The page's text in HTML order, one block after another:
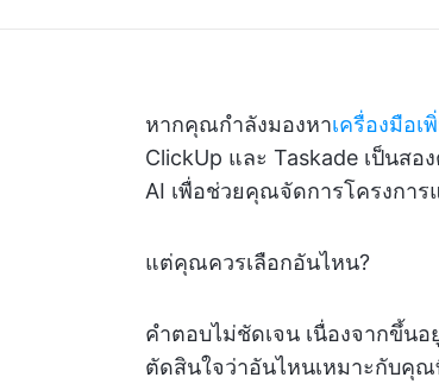
หากคุณกำลังมองหาเครื่องมือ
ClickUp และ Taskade เป็นส
AI เพื่อช่วยคุณจัดการโครงกา
แต่คุณควรเลือกอันไหน?
คำตอบไม่ชัดเจน เนื่องจากขึ้น
ตัดสินใจว่าอันไหนเหมาะกับคุ